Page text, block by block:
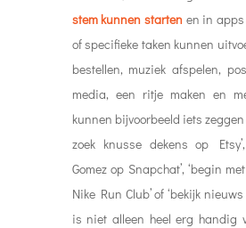
stem kunnen starten en in apps
of specifieke taken kunnen
bestellen, muziek afspelen,
media, een ritje maken en
kunnen bijvoorbeeld iets zeggen
zoek knusse dekens op
Gomez op Snapchat’, ‘begin
Nike Run Club’ of ‘bekijk
is niet alleen heel erg handig